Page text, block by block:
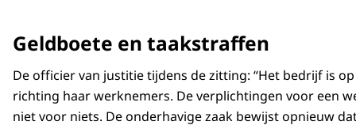
Geldboete en taakstraffen
De officier van justitie tijdens de zitting: “Het bedrijf is
richting haar werknemers. De verplichtingen voor een
niet voor niets. De onderhavige zaak bewijst opnieuw